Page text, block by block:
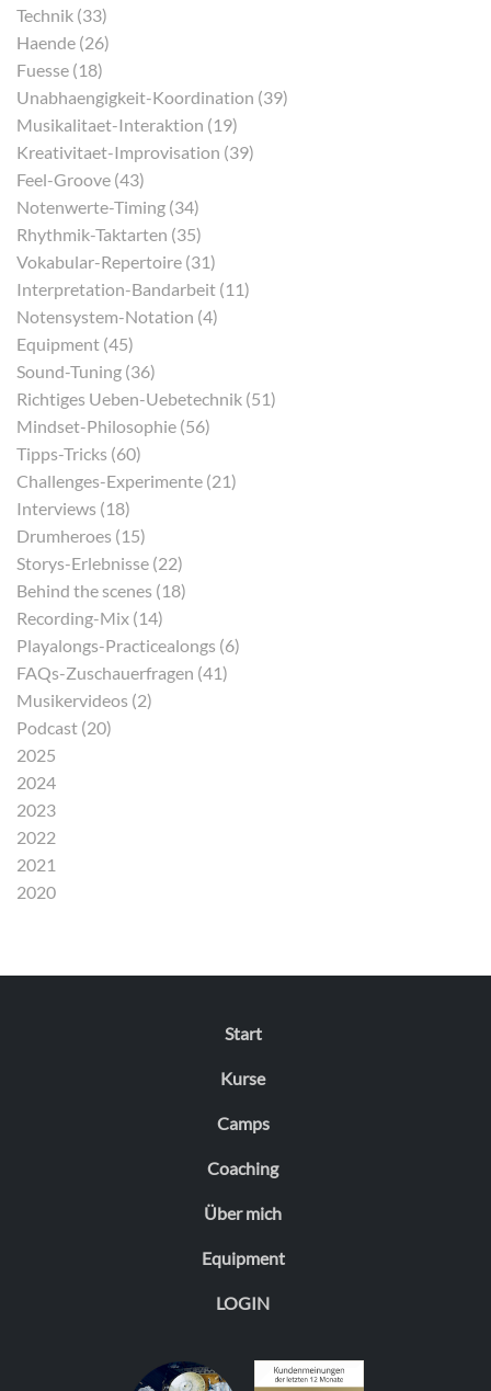
Technik (33)
Haende (26)
Fuesse (18)
Unabhaengigkeit-Koordination (39)
Musikalitaet-Interaktion (19)
Kreativitaet-Improvisation (39)
Feel-Groove (43)
Notenwerte-Timing (34)
Rhythmik-Taktarten (35)
Vokabular-Repertoire (31)
Interpretation-Bandarbeit (11)
Notensystem-Notation (4)
Equipment (45)
Sound-Tuning (36)
Richtiges Ueben-Uebetechnik (51)
Mindset-Philosophie (56)
Tipps-Tricks (60)
Challenges-Experimente (21)
Interviews (18)
Drumheroes (15)
Storys-Erlebnisse (22)
Behind the scenes (18)
Recording-Mix (14)
Playalongs-Practicealongs (6)
FAQs-Zuschauerfragen (41)
Musikervideos (2)
Podcast (20)
2025
2024
2023
2022
2021
2020
Start
Kurse
Camps
Coaching
Über mich
Equipment
LOGIN